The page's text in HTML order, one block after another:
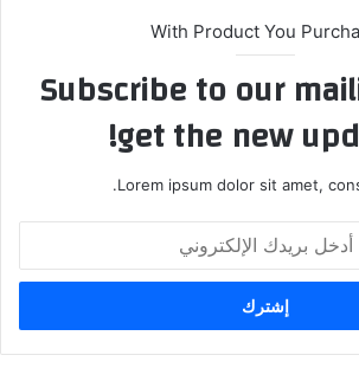
With Product You
Subscribe to our
get the new
Lorem ipsum dolor sit amet,